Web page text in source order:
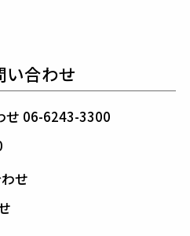
ングルブレストジャケット
るシャープで美しいシル
レッチ素材と3Dパターン
らストレスのない着心地を
ナルの折鶴ピンをラペル
のセンタークリースが特徴
い合わせ
せ 06-6243-3300
せ